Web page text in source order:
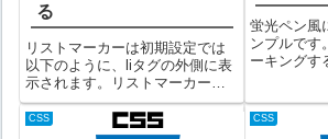
る
リストマーカーは初期設定では
以下のように、liタグの外側に表
示されます。リストマーカーをli
タグの内側に表示させるには
「list-style-position」を使用しま
す。【liタグに枠線を付けた例 】
蛍光ペン風
ンプルです
ーキングす
の数値を変
更できます
CSS CSS